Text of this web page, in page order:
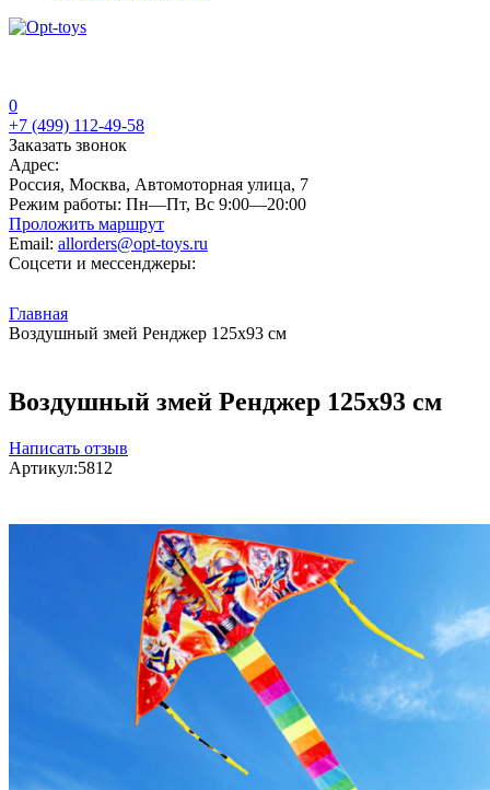
0
+7 (499) 112-49-58
Заказать звонок
Адрес:
Россия, Москва, Автомоторная улица, 7
Режим работы: Пн—Пт, Вс 9:00—20:00
Проложить маршрут
Email: allorders@opt-toys.ru
Соцсети и мессенджеры:
Главная
Воздушный змей Ренджер 125х93 см
Воздушный змей Ренджер 125х93 см
Написать отзыв
Артикул:5812